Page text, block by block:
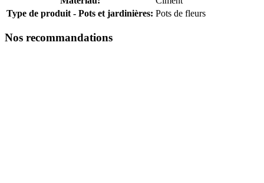
Type de produit - Pots et jardinières: Pots de fleurs
Nos recommandations